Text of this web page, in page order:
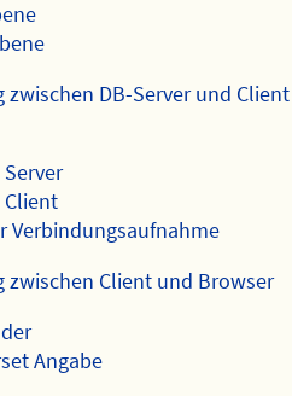
zwischen DB-Server und Client
Client
Verbindungsaufnahme
zwischen Client und Browser
Angabe